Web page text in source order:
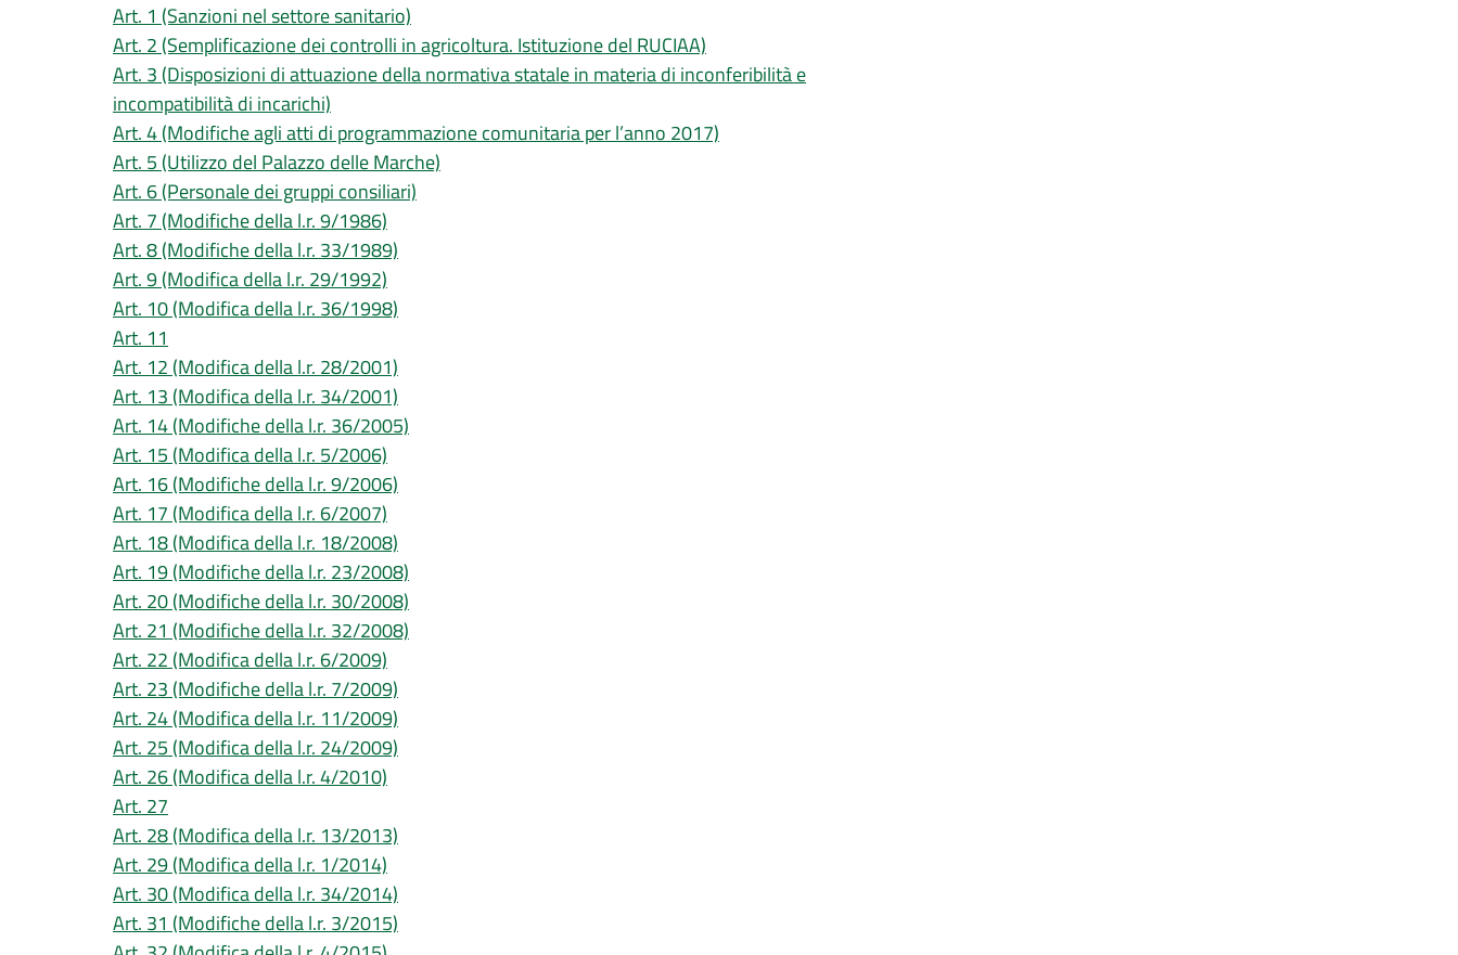
Art. 1 (Sanzioni nel settore sanitario)
Art. 2 (Semplificazione dei controlli in agricoltura. Istituzione del RUCIAA)
Art. 3 (Disposizioni di attuazione della normativa statale in materia di inconferibilità e
incompatibilità di incarichi)
Art. 4 (Modifiche agli atti di programmazione comunitaria per l’anno 2017)
Art. 5 (Utilizzo del Palazzo delle Marche)
Art. 6 (Personale dei gruppi consiliari)
Art. 7 (Modifiche della l.r. 9/1986)
Art. 8 (Modifiche della l.r. 33/1989)
Art. 9 (Modifica della l.r. 29/1992)
Art. 10 (Modifica della l.r. 36/1998)
Art. 11
Art. 12 (Modifica della l.r. 28/2001)
Art. 13 (Modifica della l.r. 34/2001)
Art. 14 (Modifiche della l.r. 36/2005)
Art. 15 (Modifica della l.r. 5/2006)
Art. 16 (Modifiche della l.r. 9/2006)
Art. 17 (Modifica della l.r. 6/2007)
Art. 18 (Modifica della l.r. 18/2008)
Art. 19 (Modifiche della l.r. 23/2008)
Art. 20 (Modifiche della l.r. 30/2008)
Art. 21 (Modifiche della l.r. 32/2008)
Art. 22 (Modifica della l.r. 6/2009)
Art. 23 (Modifiche della l.r. 7/2009)
Art. 24 (Modifica della l.r. 11/2009)
Art. 25 (Modifica della l.r. 24/2009)
Art. 26 (Modifica della l.r. 4/2010)
Art. 27
Art. 28 (Modifica della l.r. 13/2013)
Art. 29 (Modifica della l.r. 1/2014)
Art. 30 (Modifica della l.r. 34/2014)
Art. 31 (Modifiche della l.r. 3/2015)